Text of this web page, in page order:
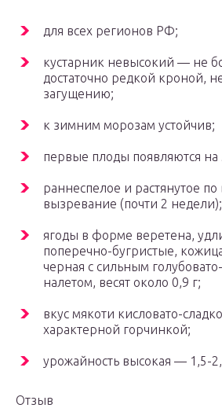
для всех регионов РФ;
кустарник невысокий — не
достаточно редкой кроной,
загущению;
к зимним морозам устойчив;
первые плоды появляются на
раннеспелое и растянутое
вызревание (почти 2 недели);
ягоды в форме веретена,
поперечно-бугристые,
черная с сильным
налетом, весят около 0,9 г;
вкус мякоти кисловато-
характерной горчинкой;
урожайность высокая — 1,5-
Отзыв